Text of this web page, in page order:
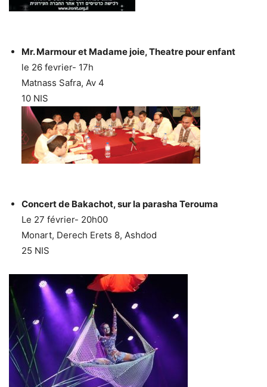
Mr. Marmour et Madame joie, Theatre pour enfant
le 26 fevrier- 17h
Matnass Safra, Av 4
10 NIS
Concert de Bakachot, sur la parasha Terouma
Le 27 février- 20h00
Monart, Derech Erets 8, Ashdod
25 NIS